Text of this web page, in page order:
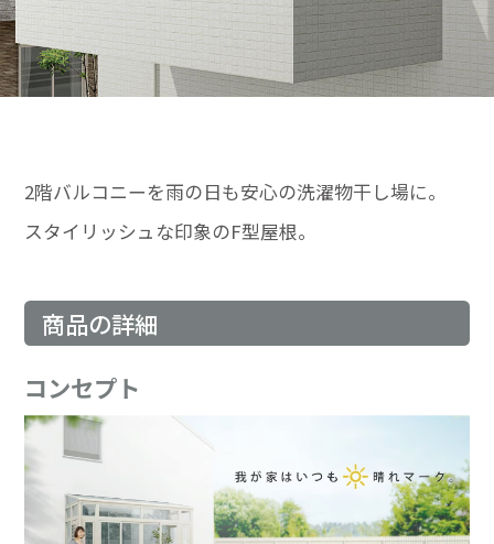
2階バルコニーを雨の日も安心の洗濯物干し場に。
スタイリッシュな印象のF型屋根。
商品の詳細
コンセプト